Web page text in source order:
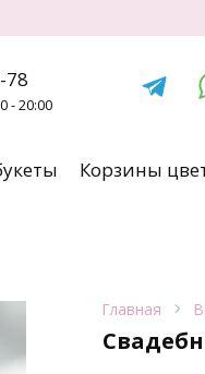
78
- 20:00
Корзины
Главная